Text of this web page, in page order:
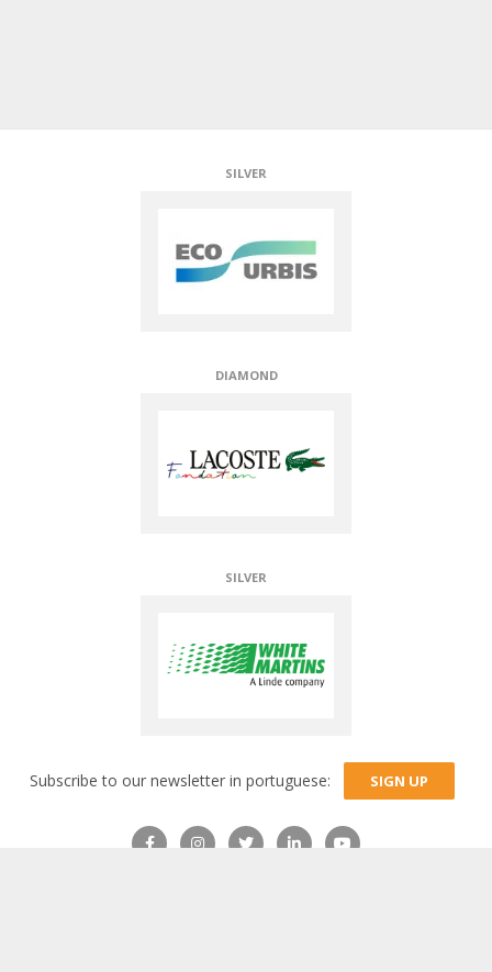
GOLD
TECHNICAL PARTNERS
TECHNICAL PARTNERS
Subscribe to our newsletter in portuguese: SIGN UP